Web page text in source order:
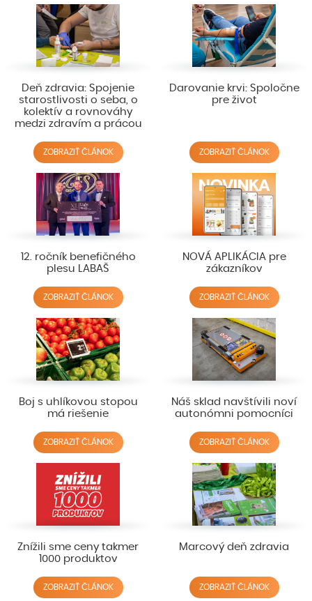
Deň zdravia: Spojenie
starostlivosti o seba, o
kolektív a rovnováhy
medzi zdravím a prácou
ZOBRAZIŤ ČLÁNOK
Darovanie krvi: Spoločne
pre život
ZOBRAZIŤ ČLÁNOK
12. ročník benefičného
plesu LABAŠ
ZOBRAZIŤ ČLÁNOK
NOVÁ APLIKÁCIA pre
zákazníkov
ZOBRAZIŤ ČLÁNOK
Boj s uhlíkovou stopou
má riešenie
ZOBRAZIŤ ČLÁNOK
Náš sklad navštívili noví
autonómni pomocníci
ZOBRAZIŤ ČLÁNOK
Znížili sme ceny takmer
1000 produktov
ZOBRAZIŤ ČLÁNOK
Marcový deň zdravia
ZOBRAZIŤ ČLÁNOK